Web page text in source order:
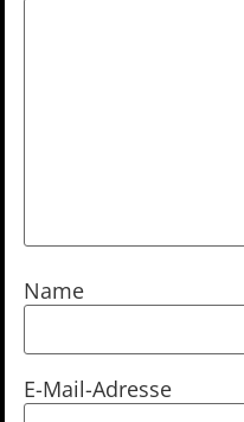
Name
E-Mail-Adresse